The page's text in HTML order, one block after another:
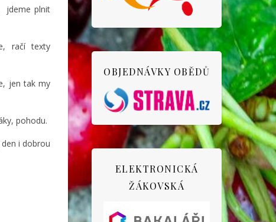
jdeme plnit
račí texty
jen tak my
pohodu.
i dobrou
OBJEDNÁVKY OBĚDŮ
ELEKTRONICKÁ
ŽÁKOVSKÁ